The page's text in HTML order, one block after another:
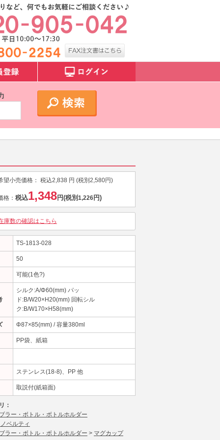
望小売価格： 税込2,838 円 (税別 2,580円)
格： 税込1,348円(税別 1,226円)
庫数の確認はこちら
TS-1813-028
50
可能(1色?)
シルク:A/Φ60(mm) パッ
ド:B/W20×H20(mm) 回転シル
ク:B/W170×H58(mm)
Φ87×85(mm) / 容量380ml
PP袋、紙箱
ステンレス(18-8)、PP 他
取説付(紙箱面)
：
ラー・ボトル・ボトルホルダー
ベルティ
ラー・ボトル・ボトルホルダー > マグカップ